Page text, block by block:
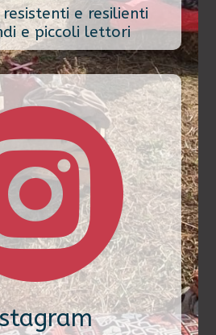
e resilienti
e piccoli lettori